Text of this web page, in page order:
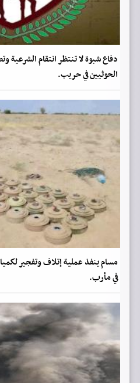
دفاع شبوة لا تنتظر انتقام الشرعية
الحوثيين في حريب.
مسام ينفذ عملية إتلاف وتفجير
في مأرب.